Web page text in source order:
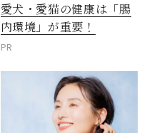
愛犬・愛猫の健康は「腸
内環境」が重要！
PR